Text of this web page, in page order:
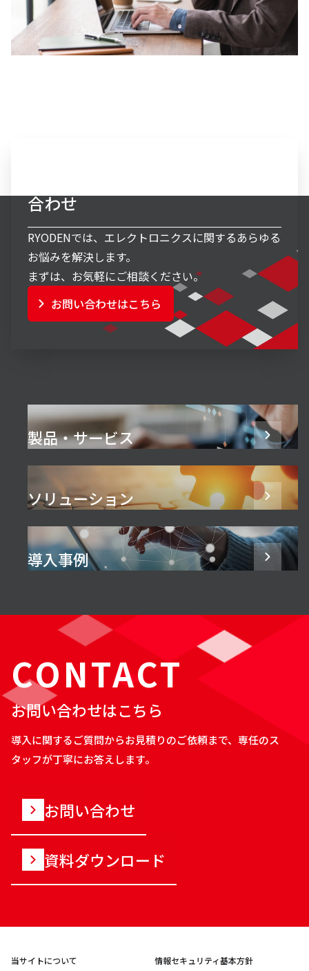
合わせ
RYODENでは、エレクトロニクスに関するあらゆる
お悩みを解決します。
まずは、お気軽にご相談ください。
お問い合わせはこちら
製品・サービス
ソリューション
導入事例
CONTACT
お問い合わせはこちら
導入に関するご質問からお見積りのご依頼まで、専任のス
タッフが丁寧にお答えします。
お問い合わせ
資料ダウンロード
当サイトについて 情報セキュリティ基本方針